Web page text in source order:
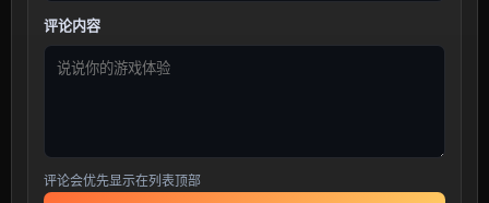
评论内容
评论会优先显示在列表顶部